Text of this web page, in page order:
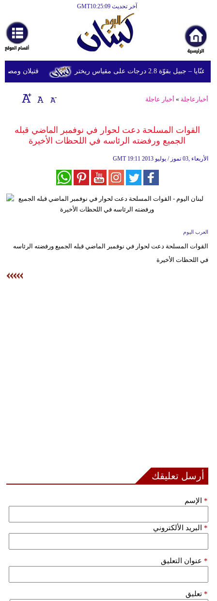
آخر تحديث GMT10:25:09
أخبارعاجلة
رياضة
ثقافة
إقتصاد
وموسيقى
ديكور
فيديو
سيارات
قتيلان ومصابون جراء 14 غارة إسرائيلية على 2.8 درجات على مقياس ريختر
أخبارعاجلة » أخبار عاجلة
القوات المسلحة دعت لحوار في نوفمبر الماضي قبله
الجميع ورفضته الرئاسه في اللحظات الأخيرة
GMT 19:11 2013 الأربعاء ,03 تموز / يوليو
العرب اليوم
القوات المسلحة دعت لحوار في نوفمبر الماضي قبله الجميع ورفضته الرئاسه
في اللحظات الأخيرة
أرسل تعليقك
الإسم *
البريد الألكتروني *
عنوان التعليق *
تعليق *